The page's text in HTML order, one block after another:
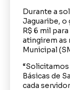
Durante a
Jaguaribe, o
R$ 6 mil
atingirem as
Municipal
Básicas de
cada